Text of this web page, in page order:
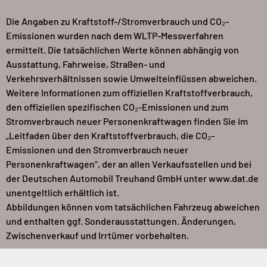
Die Angaben zu Kraftstoff-/Stromverbrauch und CO₂-
Emissionen wurden nach dem WLTP-Messverfahren
ermittelt. Die tatsächlichen Werte können abhängig von
Ausstattung, Fahrweise, Straßen- und
Verkehrsverhältnissen sowie Umwelteinflüssen abweichen.
Weitere Informationen zum offiziellen Kraftstoffverbrauch,
den offiziellen spezifischen CO₂-Emissionen und zum
Stromverbrauch neuer Personenkraftwagen finden Sie im
„Leitfaden über den Kraftstoffverbrauch, die CO₂-
Emissionen und den Stromverbrauch neuer
Personenkraftwagen“, der an allen Verkaufsstellen und bei
der Deutschen Automobil Treuhand GmbH unter www.dat.de
unentgeltlich erhältlich ist.
Abbildungen können vom tatsächlichen Fahrzeug abweichen
und enthalten ggf. Sonderausstattungen. Änderungen,
Zwischenverkauf und Irrtümer vorbehalten.